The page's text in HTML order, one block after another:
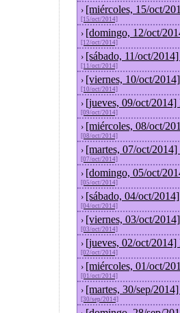
› [miércoles, 15/oct/
[15/oct/2014]
› [domingo, 12/oct/
[12/oct/2014]
› [sábado, 11/oct/
[11/oct/2014]
› [viernes, 10/oct/
[10/oct/2014]
› [jueves, 09/oct/2014]
[09/oct/2014]
› [miércoles, 08/oct/
[08/oct/2014]
› [martes, 07/oct/
[07/oct/2014]
› [domingo, 05/oct/
[05/oct/2014]
› [sábado, 04/oct/
[04/oct/2014]
› [viernes, 03/oct/
[03/oct/2014]
› [jueves, 02/oct/2014]
[02/oct/2014]
› [miércoles, 01/oct/
[01/oct/2014]
› [martes, 30/sep/
[30/sep/2014]